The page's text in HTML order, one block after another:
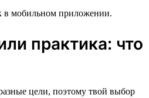
в мобильном приложении.
практика: что
цели, поэтому твой выбор